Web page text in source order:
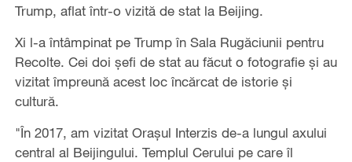
Trump, aflat într-o vizită de stat la Beijing.
Xi l-a întâmpinat pe Trump în Sala Rugăciunii pentru
Recolte. Cei doi șefi de stat au făcut o fotografie și au
vizitat împreună acest loc încărcat de istorie și
cultură.
"În 2017, am vizitat Orașul Interzis de-a lungul axului
central al Beijingului. Templul Cerului pe care îl